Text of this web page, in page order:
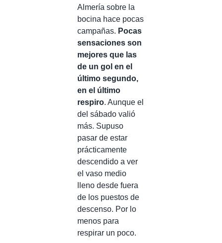
Almería sobre la
bocina hace pocas
campañas. Pocas
sensaciones son
mejores que las
de un gol en el
último segundo,
en el último
respiro. Aunque el
del sábado valió
más. Supuso
pasar de estar
prácticamente
descendido a ver
el vaso medio
lleno desde fuera
de los puestos de
descenso. Por lo
menos para
respirar un poco.